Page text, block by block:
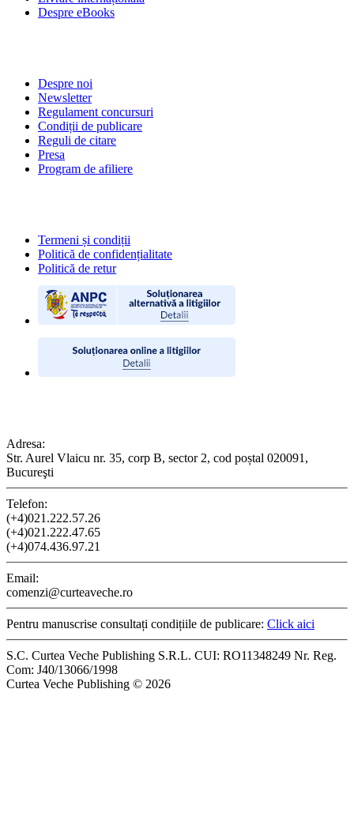
Despre eBooks
Despre noi
Newsletter
Regulament concursuri
Condiții de publicare
Reguli de citare
Presa
Program de afiliere
Termeni și condiții
Politică de confidențialitate
Politică de retur
Adresa:
Str. Aurel Vlaicu nr. 35, corp B, sector 2, cod poștal 020091,
Bucureşti
Telefon:
(+4)021.222.57.26
(+4)021.222.47.65
(+4)074.436.97.21
Email:
comenzi@curteaveche.ro
Pentru manuscrise consultați condițiile de publicare: Click aici
S.C. Curtea Veche Publishing S.R.L. CUI: RO11348249 Nr. Reg.
Com: J40/13066/1998
Curtea Veche Publishing © 2026